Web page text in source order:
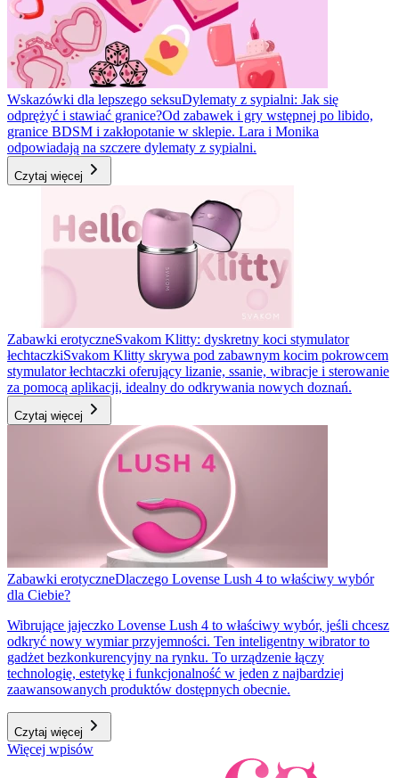
Wskazówki dla lepszego seksuDylematy z sypialni: Jak się
odprężyć i stawiać granice?Od zabawek i gry wstępnej po libido,
granice BDSM i zakłopotanie w sklepie. Lara i Monika
odpowiadają na szczere dylematy z sypialni.
Czytaj więcej
Zabawki erotyczneSvakom Klitty: dyskretny koci stymulator
łechtaczkiSvakom Klitty skrywa pod zabawnym kocim pokrowcem
stymulator łechtaczki oferujący lizanie, ssanie, wibracje i sterowanie
za pomocą aplikacji, idealny do odkrywania nowych doznań.
Czytaj więcej
Zabawki erotyczneDlaczego Lovense Lush 4 to właściwy wybór
dla Ciebie?
Wibrujące jajeczko Lovense Lush 4 to właściwy wybór, jeśli chcesz
odkryć nowy wymiar przyjemności. Ten inteligentny wibrator to
gadżet bezkonkurencyjny na rynku. To urządzenie łączy
technologię, estetykę i funkcjonalność w jeden z najbardziej
zaawansowanych produktów dostępnych obecnie.
Czytaj więcej
Więcej wpisów